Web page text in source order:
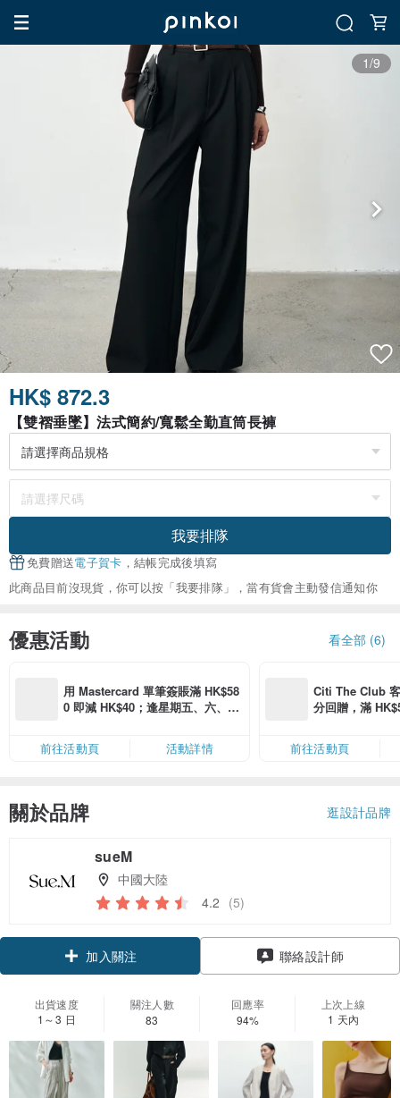
1/9
HK$ 872.3
【雙褶垂墜】法式簡約/寬鬆全勤直筒長褲
我要排隊
免費贈送電子賀卡 ，結帳完成後填寫
此商品目前沒現貨，你可以按「我要排隊」，當有貨會主動發信通知你
優惠活動 看全部 (6)
用 Mastercard 單筆簽賬滿 HK$58
0 即減 HK$40；逢星期五、六、日
限，額滿即止，僅限「常用信用
卡」結帳）
前往活動頁 活動詳情
Citi The Club
分回贈，滿
前往活動頁
關於品牌 逛設計品牌
sueM
中國大陸
4.2 (5)
聯絡設計師
出貨速度
1～3 日
關注人數
83
回應率
94%
上次上線
1 天內